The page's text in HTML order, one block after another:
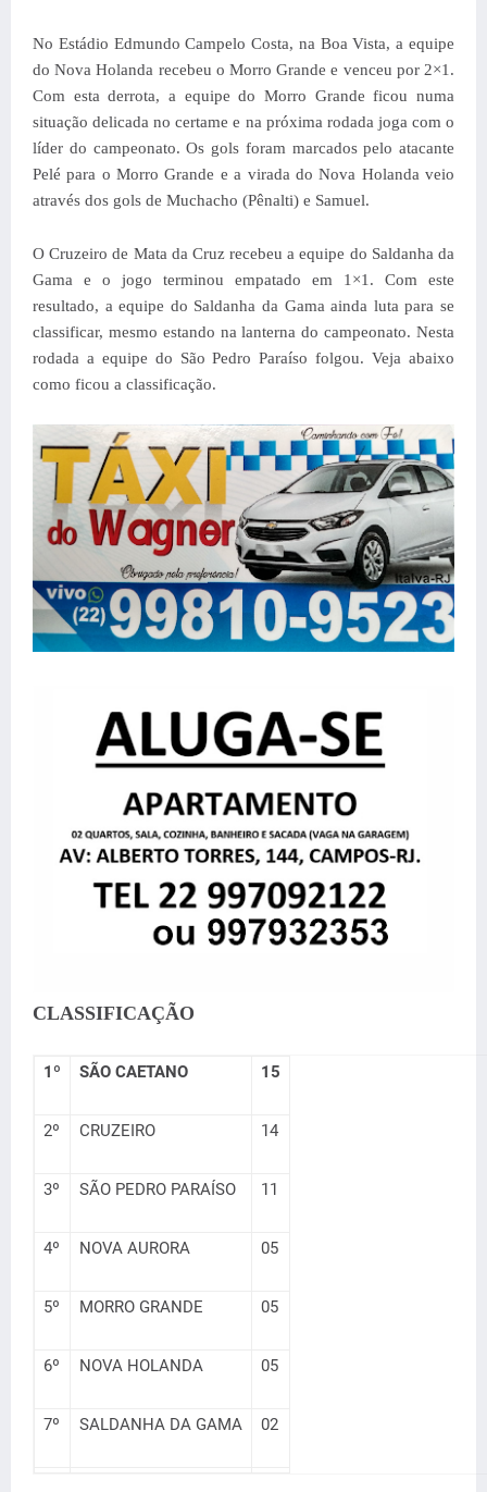
No Estádio Edmundo Campelo Costa, na Boa Vista, a equipe
do Nova Holanda recebeu o Morro Grande e venceu por 2×1.
Com esta derrota, a equipe do Morro Grande ficou numa
situação delicada no certame e na próxima rodada joga com o
líder do campeonato. Os gols foram marcados pelo atacante
Pelé para o Morro Grande e a virada do Nova Holanda veio
através dos gols de Muchacho (Pênalti) e Samuel.
O Cruzeiro de Mata da Cruz recebeu a equipe do Saldanha da
Gama e o jogo terminou empatado em 1×1. Com este
resultado, a equipe do Saldanha da Gama ainda luta para se
classificar, mesmo estando na lanterna do campeonato. Nesta
rodada a equipe do São Pedro Paraíso folgou.Veja abaixo
como ficou a classificação.
CLASSIFICAÇÃO
1º SÃO CAETANO 15
2º CRUZEIRO 14
3º SÃO PEDRO PARAÍSO 11
4º NOVA AURORA 05
5º MORRO GRANDE 05
6º NOVA HOLANDA 05
7º SALDANHA DA GAMA 02